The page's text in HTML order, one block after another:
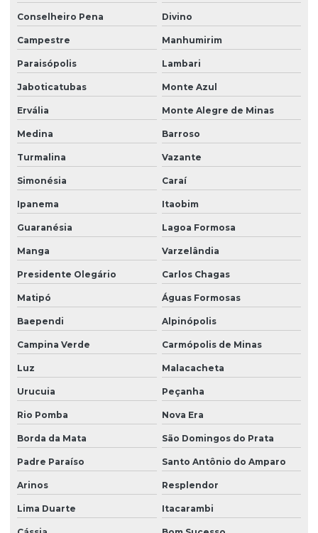
Conselheiro Pena Divino
Campestre Manhumirim
Paraisópolis Lambari
Jaboticatubas Monte Azul
Ervália Monte Alegre de Minas
Medina Barroso
Turmalina Vazante
Simonésia Caraí
Ipanema Itaobim
Guaranésia Lagoa Formosa
Manga Varzelândia
Presidente Olegário Carlos Chagas
Matipó Águas Formosas
Baependi Alpinópolis
Campina Verde Carmópolis de Minas
Luz Malacacheta
Urucuia Peçanha
Rio Pomba Nova Era
Borda da Mata São Domingos do Prata
Padre Paraíso Santo Antônio do Amparo
Arinos Resplendor
Lima Duarte Itacarambi